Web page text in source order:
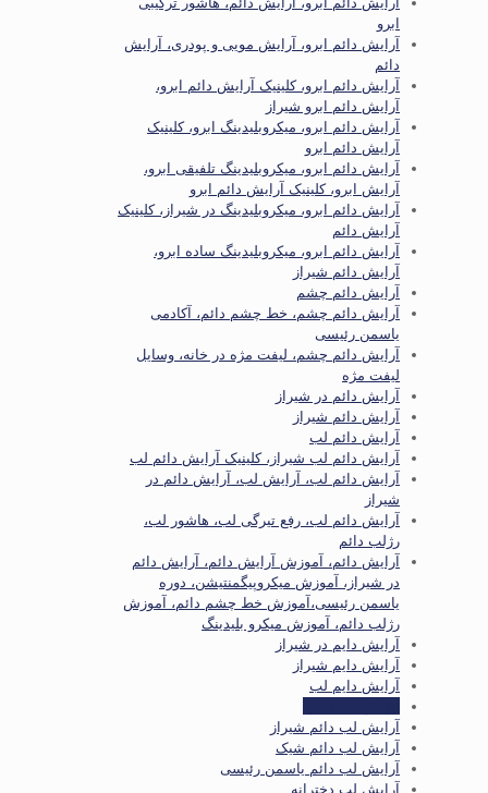
ابرو
آرایش دائم ابرو، آرایش مویی و پودری، آرایش
دائم
آرایش دائم ابرو، کلینیک آرایش دائم ابرو،
آرایش دائم ابرو شیراز
آرایش دائم ابرو، میکروبلیدینگ ابرو، کلینیک
آرایش دائم ابرو
آرایش دائم ابرو، میکروبلیدینگ تلفیقی ابرو،
آرایش ابرو، کلینیک آرایش دائم ابرو
آرایش دائم ابرو، میکروبلیدینگ در شیراز، کلینیک
آرایش دائم
آرایش دائم ابرو، میکروبلیدینگ ساده ابرو،
آرایش دائم شیراز
آرایش دائم چشم
آرایش دائم چشم، خط چشم دائم، آکادمی
یاسمن رئیسی
آرایش دائم چشم، لیفت مژه در خانه، وسایل
لیفت مژه
آرایش دائم در شیراز
آرایش دائم شیراز
آرایش دائم لب
آرایش دائم لب شیراز، کلینیک آرایش دائم لب
آرایش دائم لب، آرایش لب، آرایش دائم در
شیراز
آرایش دائم لب، رفع تیرگی لب، هاشور لب،
رژلب دائم
آرایش دائم، آموزش آرایش دائم، آرایش دائم
در شیراز، آموزش میکروپیگمنتیشن، دوره
یاسمن رئیسی،آموزش خط چشم دائم، آموزش
رژلب دائم، آموزش میکرو بلیدینگ
آرایش دایم در شیراز
آرایش دایم شیراز
آرایش دایم لب
آرایش لب دائم شیراز
آرایش لب دائم شیک
آرایش لب دائم یاسمن رئیسی
آرایش لب دخترانه